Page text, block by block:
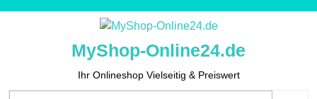
MyShop-Online24.de
Ihr Onlineshop Vielseitig & Preiswert